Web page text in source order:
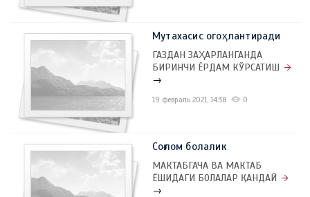
Мутахасис огоҳлантиради
ГАЗДАН ЗАҲАРЛАНГАНДА
БИРИНЧИ ЁРДАМ КЎРСАТИШ
→
19 февраль 2021, 14:38 0
Соғлом болалик
МАКТАБГАЧА ВА МАКТАБ
ЁШИДАГИ БОЛАЛАР ҚАНДАЙ
→